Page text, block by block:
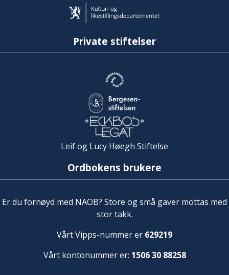
Private stiftelser
Leif og Lucy Høegh Stiftelse
Ordbokens brukere
Er du fornøyd med NAOB? Store og små gaver mottas med
stor takk.
Vårt Vipps-nummer er 629219
Vårt kontonummer er: 1506 30 88258